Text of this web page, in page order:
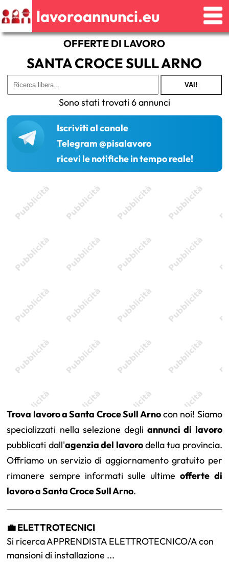
lavoroannunci.eu
OFFERTE DI LAVORO
SANTA CROCE SULL ARNO
VAI!
Sono stati trovati 6 annunci
Iscriviti al canale
Telegram @pisalavoro
ricevi le notifiche in tempo reale!
Trova lavoro a Santa Croce Sull Arnocon noi! Siamo
specializzati nella selezione degliannunci di lavoro
pubblicati dall'agenzia del lavorodella tua provincia.
Offriamo un servizio di aggiornamento gratuito per
rimanere sempre informati sulle ultimeofferte di
lavoro a Santa Croce Sull Arno.
💼 ELETTROTECNICI
Si ricerca APPRENDISTA ELETTROTECNICO/A con
mansioni di installazione ...